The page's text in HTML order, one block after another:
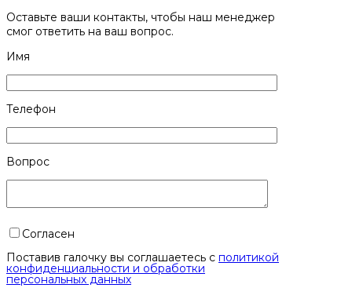
Оставьте ваши контакты, чтобы наш менеджер
смог ответить на ваш вопрос.
Имя
Телефон
Вопрос
Согласен
Поставив галочку вы соглашаетесь с политикой
конфиденциальности и обработки
персональных данных